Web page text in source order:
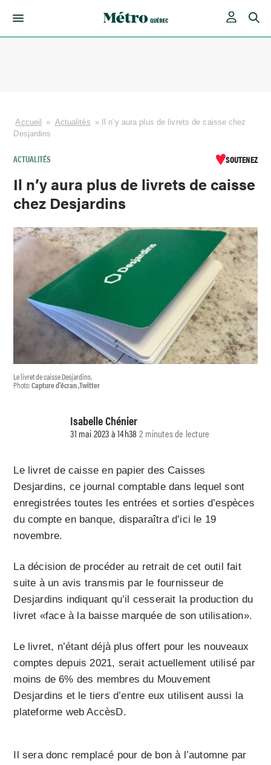
Accueil » Actualités »
Il n’y aura plus de livrets de caisse chez
Desjardins
ACTUALITÉS SOUTENEZ
Il n’y aura plus de livrets de caisse
chez Desjardins
Le livret de caisse Desjardins.
Photo:Capture d'écran ,Twitter
Isabelle Chénier
31 mai 2023 à 14h38 2 minutes de lecture
Le livret de caisse en papier des Caisses
Desjardins, ce journal comptable dans lequel sont
enregistrées toutes les entrées et sorties d’espèces
du compte en banque, disparaîtra d’ici le 19
novembre.
La décision de procéder au retrait de cet outil fait
suite à un avis transmis par le fournisseur de
Desjardins indiquant qu’il cesserait la production du
livret «face à la baisse marquée de son utilisation».
Le livret, n’étant déjà plus offert pour les nouveaux
comptes depuis 2021, serait actuellement utilisé par
moins de 6% des membres du Mouvement
Desjardins et le tiers d’entre eux utilisent aussi la
plateforme web AccèsD.
Il sera donc remplacé pour de bon à l’automne par